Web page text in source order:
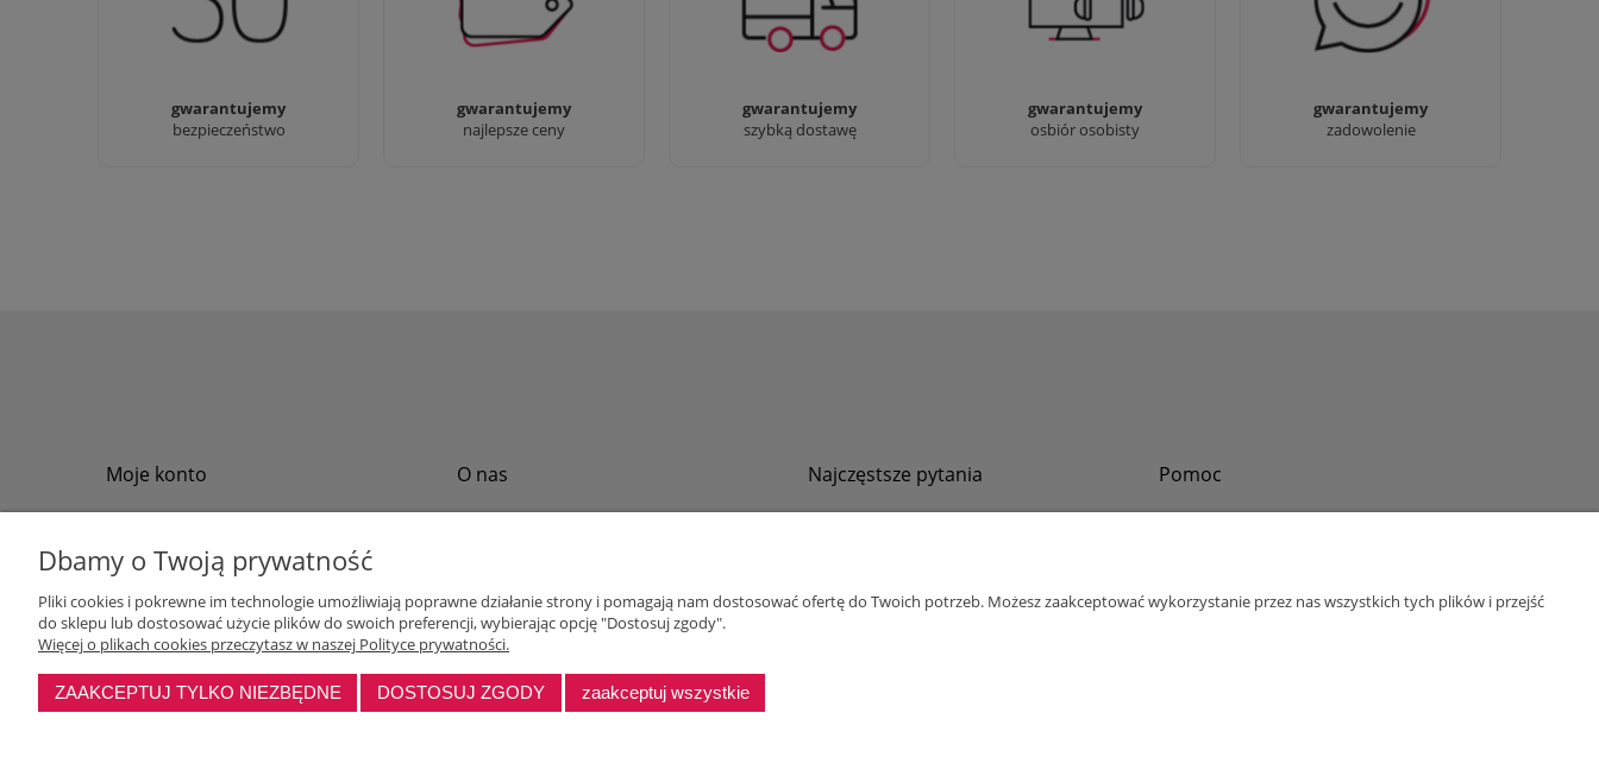
gwarantujemy
bezpieczeństwo
Jesteśmy firmą z 30-letnim
doświadczeniem
gwarantujemy
najlepsze ceny
Ciężko pracujemy aby zapewnić
najlepsze oferty
gwarantujemy
szybką dostawę
90% dostaw następnego dnia,
bez dopłat!
gwarantujemy
osbiór osobisty
Jesteśmy prawdziwi :) możesz
przyjść i zobaczyć nasze sklepy
gwarantujemy
zadowolenie
Sprawdź nasze 100%
zadowolenia Klientów
Moje konto
Przechowalnia
Ustawienia konta
O nas
Polityka prywatności
Program lojalnościowy dla firm
Najczęstsze pytania Pomoc
bok@abinvest.info
Dbamy o Twoją prywatność
Pliki cookies i pokrewne im technologie umożliwiają poprawne działanie strony i pomagają nam dostosować ofertę do Twoich potrzeb. Możesz zaakceptować wykorzystanie przez nas wszystkich tych plików i przejść
do sklepu lub dostosować użycie plików do swoich preferencji, wybierając opcję "Dostosuj zgody".
Więcej o plikach cookies przeczytasz w naszej Polityce prywatności.
ZAAKCEPTUJ TYLKO NIEZBĘDNE DOSTOSUJ ZGODY zaakceptuj wszystkie